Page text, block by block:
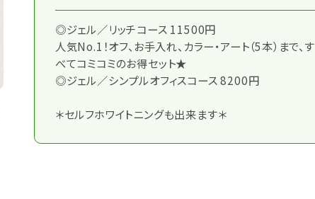
◎ジェル／リッチコース 11500円
人気No.1！オフ、お手入れ、カラー・アート（5本）まで、す
べてコミコミのお得セット★
◎ジェル／シンプルオフィスコース 8200円
＊セルフホワイトニングも出来ます＊